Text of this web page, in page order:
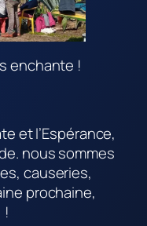
enchante !
et l’Espérance,
nous sommes
causeries,
prochaine,
!